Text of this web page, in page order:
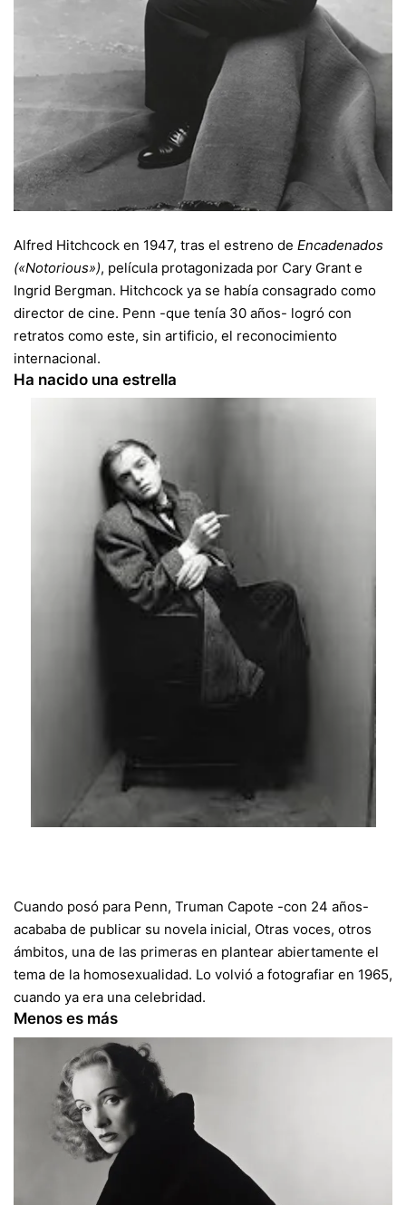
Alfred Hitchcock en 1947, tras el estreno de Encadenados
(«Notorious»), película protagonizada por Cary Grant e
Ingrid Bergman. Hitchcock ya se había consagrado como
director de cine. Penn -que tenía 30 años- logró con
retratos como este, sin artificio, el reconocimiento
internacional.
Ha nacido una estrella
Cuando posó para Penn, Truman Capote -con 24 años-
acababa de publicar su novela inicial, Otras voces, otros
ámbitos, una de las primeras en plantear abiertamente el
tema de la homosexualidad. Lo volvió a fotografiar en 1965,
cuando ya era una celebridad.
Menos es más